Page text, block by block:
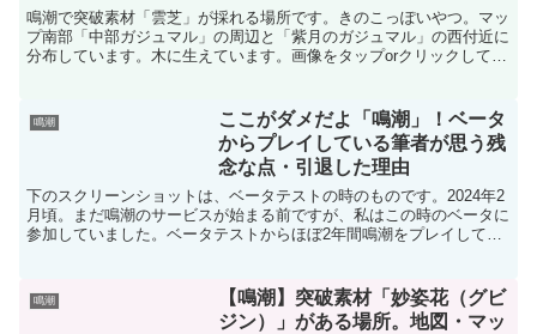
鳴潮で突破素材「雲芝」が採れる場所です。きのこっぽいやつ。マッ
プ南部「中部ガジュマル」の周辺と「紫月のガジュマル」の西付近に
分布しています。木に生えています。画像をタップorクリックして拡
鳴潮
ここがダメだよ「鳴潮」！ベータ
からプレイしている筆者が思う残
念な点・引退した理由
下のスクリーンショットは、ベータテストの時のものです。2024年2
月頃。まだ鳴潮のサービスが始まる前ですが、私はこの時のベータに
参加していました。ベータテストからほぼ2年間鳴潮をプレイしてき
鳴潮
【鳴潮】突破素材「妙姿花（グビ
ジン）」がある場所。地図・マッ